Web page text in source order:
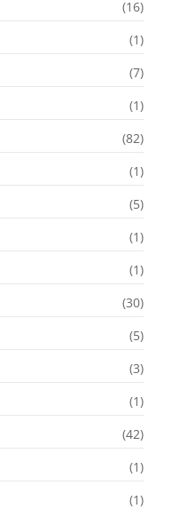
(16)
(1)
(7)
(1)
(82)
(1)
(5)
(1)
(1)
(30)
(5)
(3)
(1)
(42)
(1)
(1)